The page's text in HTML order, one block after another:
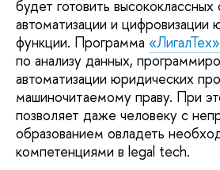
будет готовить
автоматизации и цифровизации
функции. Программа «ЛигалТех»
по анализу данных,
автоматизации юридических
машиночитаемому праву. При
позволяет даже человеку с
образованием овладеть
компетенциями в legal tech.